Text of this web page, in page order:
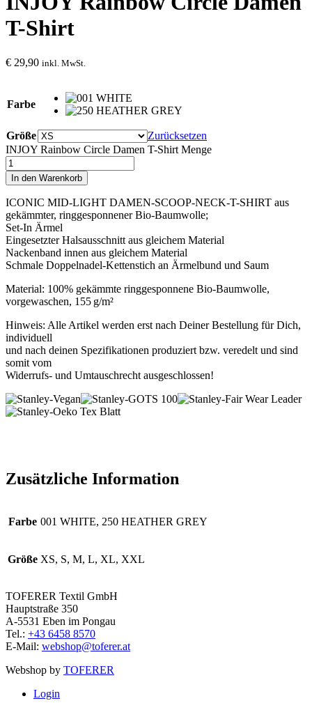
T-Shirt
€ 29,90 inkl. MwSt.
Farbe
Größe
Zurücksetzen
INJOY Rainbow Circle Damen T-Shirt Menge
In den Warenkorb
ICONIC MID-LIGHT DAMEN-SCOOP-NECK-T-SHIRT aus
gekämmter, ringgesponnener Bio-Baumwolle;
Set-In Ärmel
Eingesetzter Halsausschnitt aus gleichem Material
Nackenband innen aus gleichem Material
Schmale Doppelnadel-Kettenstich an Ärmelbund und Saum
Material: 100% gekämmte ringgesponnene Bio-Baumwolle,
vorgewaschen, 155 g/m²
Hinweis: Alle Artikel werden erst nach Deiner Bestellung für Dich,
individuell
und nach deinen Spezifikationen produziert bzw. veredelt und sind
somit vom
Widerrufs- und Umtauschrecht ausgeschlossen!
Zusätzliche Information
Farbe 001 WHITE, 250 HEATHER GREY
Größe XS, S, M, L, XL, XXL
TOFERER Textil GmbH
Hauptstraße 350
A-5531 Eben im Pongau
Tel.: +43 6458 8570
E-Mail: webshop@toferer.at
Webshop by TOFERER
Login